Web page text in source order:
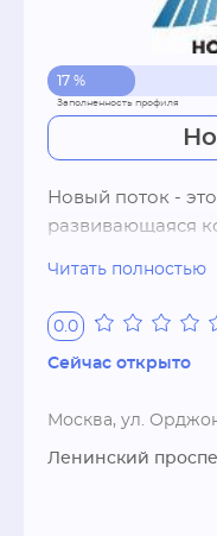
17 %
Новый поток -
развивающаяся
удовлетворение
Проанализировав
примере
плюсы работы по
Читать полностью
0.0
Сейчас открыто
Москва, ул.
Ленинский